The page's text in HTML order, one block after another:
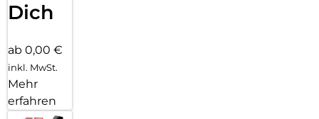
Dich
ab 0,00 €
inkl. MwSt.
Mehr
erfahren